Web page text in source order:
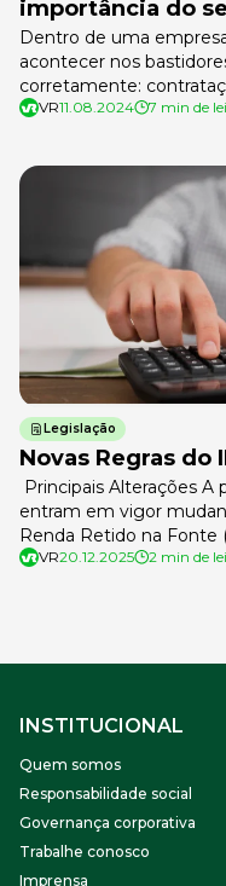
importância do
Dentro de uma
acontecer nos
corretamente:
salários, organização
essencial para garantir
ligados às pessoas
VR11.08.2024 7 min de
Legislação
Novas Regras do
Principais Alterações A
entram em vigor
Renda Retido na Fonte
15.270/2025 e o PL
VR20.12.2025 2 min de
INSTITUCIONAL
Quem somos
Responsabilidade social
Governança corporativa
Trabalhe conosco
Imprensa